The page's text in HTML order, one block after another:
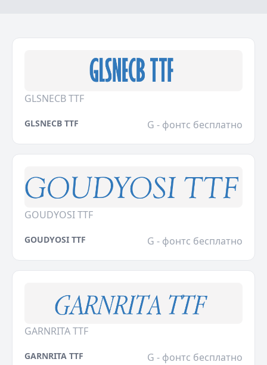
GLSNECB TTF
GLSNECB TTF G - фонтс бесплатно
GOUDYOSI TTF
GOUDYOSI TTF G - фонтс бесплатно
GARNRITA TTF
GARNRITA TTF G - фонтс бесплатно